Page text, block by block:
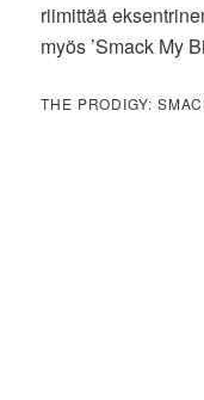
riimittää
myös ’Smack My
THE PRODIGY: